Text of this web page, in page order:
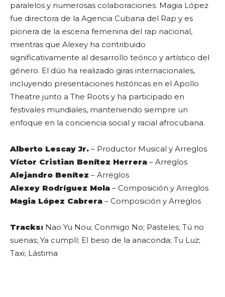
paralelos y numerosas colaboraciones. Magia López
fue directora de la Agencia Cubana del Rap y es
pionera de la escena femenina del rap nacional,
mientras que Alexey ha contribuido
significativamente al desarrollo teórico y artístico del
género. El dúo ha realizado giras internacionales,
incluyendo presentaciones históricas en el Apollo
Theatre junto a The Roots y ha participado en
festivales mundiales, manteniendo siempre un
enfoque en la conciencia social y racial afrocubana.
Alberto Lescay Jr. – Productor Musical y Arreglos
Víctor Cristian Benítez Herrera – Arreglos
Alejandro Benítez – Arreglos
Alexey Rodríguez Mola – Composición y Arreglos
Magia López Cabrera – Composición y Arreglos
Tracks: Nao Yu Nou; Conmigo No; Pasteles; Tú no
suenas; Ya cumplí; El beso de la anaconda; Tu Luz;
Taxi; Lástima